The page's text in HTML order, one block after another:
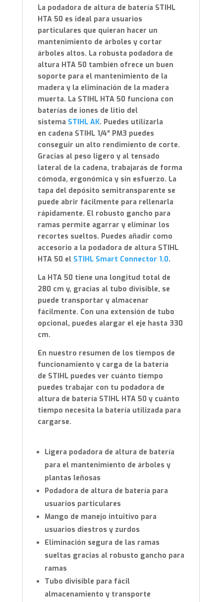
La podadora de altura de batería STIHL
HTA 50 es ideal para usuarios
particulares que quieran hacer un
mantenimiento de árboles y cortar
árboles altos. La robusta podadora de
altura HTA 50 también ofrece un buen
soporte para el mantenimiento de la
madera y la eliminación de la madera
muerta. La STIHL HTA 50 funciona con
baterías de iones de litio del
sistema STIHL AK. Puedes utilizarla
en cadena STIHL 1/4″ PM3 puedes
conseguir un alto rendimiento de corte.
Gracias al peso ligero y al tensado
lateral de la cadena, trabajarás de forma
cómoda, ergonómica y sin esfuerzo. La
tapa del depósito semitransparente se
puede abrir fácilmente para rellenarla
rápidamente. El robusto gancho para
ramas permite agarrar y eliminar los
recortes sueltos. Puedes añadir como
accesorio a la podadora de altura STIHL
HTA 50 el STIHL Smart Connector 1.0.
La HTA 50 tiene una longitud total de
280 cm y, gracias al tubo divisible, se
puede transportar y almacenar
fácilmente. Con una extensión de tubo
opcional, puedes alargar el eje hasta 330
cm.
En nuestro resumen de los tiempos de
funcionamiento y carga de la batería
de STIHL puedes ver cuánto tiempo
puedes trabajar con tu podadora de
altura de batería STIHL HTA 50 y cuánto
tiempo necesita la batería utilizada para
cargarse.
Ligera podadora de altura de batería
para el mantenimiento de árboles y
plantas leñosas
Podadora de altura de batería para
usuarios particulares
Mango de manejo intuitivo para
usuarios diestros y zurdos
Eliminación segura de las ramas
sueltas gracias al robusto gancho para
ramas
Tubo divisible para fácil
almacenamiento y transporte